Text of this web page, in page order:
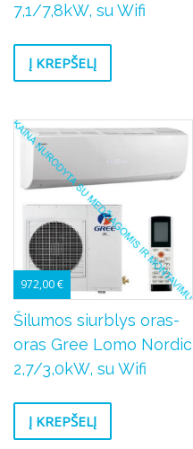
7,1/7,8kW, su Wifi
Į KREPŠELĮ
972,00€
Šilumos siurblys oras-
oras Gree Lomo Nordic
2,7/3,0kW, su Wifi
Į KREPŠELĮ